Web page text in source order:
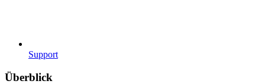
Support
Überblick